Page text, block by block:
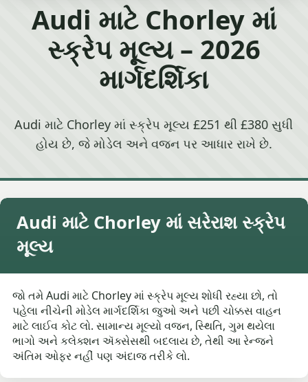
Audi માટે Chorley માં
સ્ક્રેપ મૂલ્ય – 2026
માર્ગદર્શિકા
Audi માટે Chorley માં સ્ક્રેપ મૂલ્ય £251 થી £380 સુધી
હોય છે, જે મોડેલ અને વજન પર આધાર રાખે છે.
Audi માટે Chorley માં સરેરાશ સ્ક્રેપ
મૂલ્ય
જો તમે Audi માટે Chorley માં સ્ક્રેપ મૂલ્ય શોધી રહ્યા છો, તો
પહેલા નીચેની મોડેલ માર્ગદર્શિકા જુઓ અને પછી ચોક્કસ વાહન
માટે લાઈવ કોટ લો. સામાન્ય મૂલ્યો વજન, સ્થિતિ, ગુમ થયેલા
ભાગો અને કલેક્શન ઍક્સેસથી બદલાય છે, તેથી આ રેન્જને
અંતિમ ઓફર નહીં પણ અંદાજ તરીકે લો.